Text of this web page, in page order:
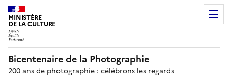
MINISTÈRE
DE LA CULTURE
Bicentenaire de la Photographie
200 ans de photographie : célébrons les regards